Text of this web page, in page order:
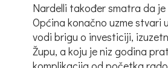
Nardelli također smatra da
Općina konačno uzme stvari
vodi brigu o investiciji,
Župu, a koju je niz godina